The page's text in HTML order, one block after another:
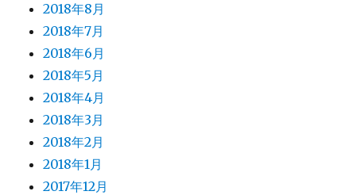
2018年8月
2018年7月
2018年6月
2018年5月
2018年4月
2018年3月
2018年2月
2018年1月
2017年12月